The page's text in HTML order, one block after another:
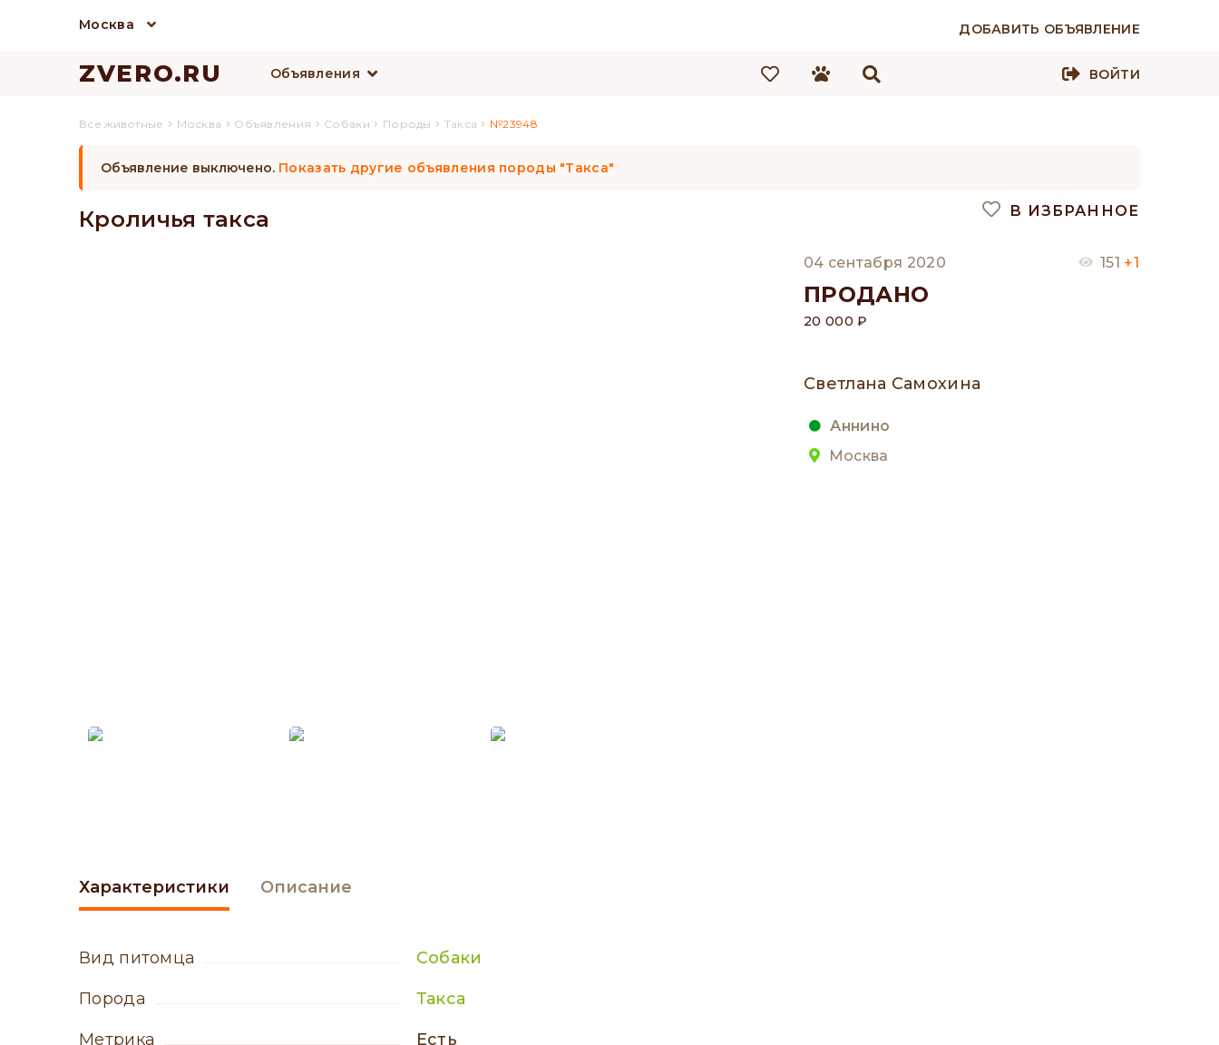
Москва ДОБАВИТЬ ОБЪЯВЛЕНИЕ
ZVERO.RU Объявления ВОЙТИ
Все животные › Москва › Объявления › Собаки › Породы › Такса › №23948
Объявление выключено. Показать другие объявления породы "Такса"
Кроличья такса
Характеристики
вид питомца Собаки
порода Такса
метрика есть
Описание
В ИЗБРАННОЕ
04 сентабря 2020 151 +1
ПРОДАНО
20 000 ₽
Светлана Самохина
Аннино
Москва